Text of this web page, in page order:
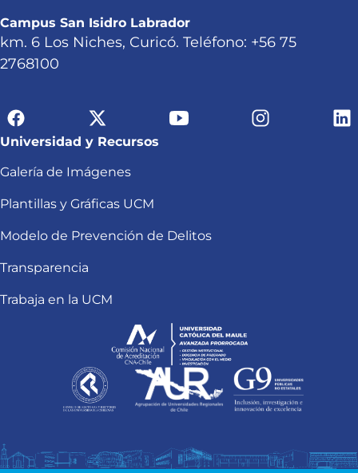
Campus San Isidro Labrador
km. 6 Los Niches, Curicó. Teléfono: +56 75
2768100
Universidad y Recursos
Galería de Imágenes
Plantillas y Gráficas UCM
Modelo de Prevención de Delitos
Transparencia
Trabaja en la UCM